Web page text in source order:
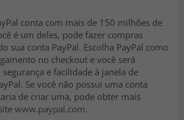
conta com mais de 150 milhões de
é um deles, pode fazer compras
sua conta PayPal. Escolha PayPal como
no checkout e você será
e facilidade à janela de
Se você não possui uma conta
de criar uma, pode obter mais
www.paypal.com.